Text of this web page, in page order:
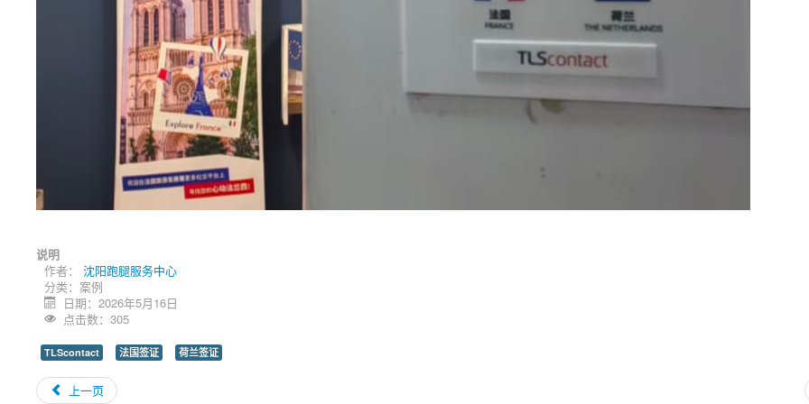
说明
作者： 沈阳跑腿服务中心
分类： 案例
日期：2026年5月16日
点击数：305
TLScontact 法国签证 荷兰签证
上一页